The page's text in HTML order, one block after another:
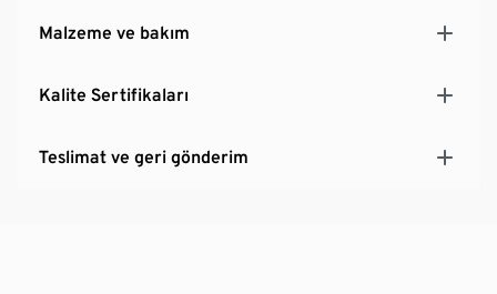
Malzeme ve bakım
Kalite Sertifikaları
Teslimat ve geri gönderim